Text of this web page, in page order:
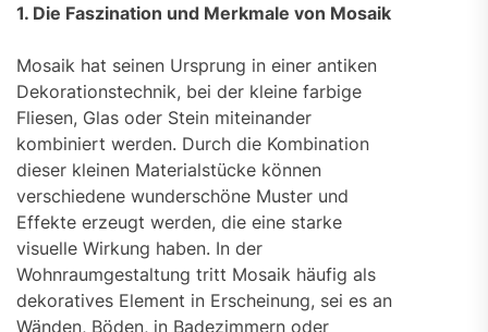
1. Die Faszination und Merkmale von Mosaik
Mosaik hat seinen Ursprung in einer antiken
Dekorationstechnik, bei der kleine farbige
Fliesen, Glas oder Stein miteinander
kombiniert werden. Durch die Kombination
dieser kleinen Materialstücke können
verschiedene wunderschöne Muster und
Effekte erzeugt werden, die eine starke
visuelle Wirkung haben. In der
Wohnraumgestaltung tritt Mosaik häufig als
dekoratives Element in Erscheinung, sei es an
Wänden, Böden, in Badezimmern oder